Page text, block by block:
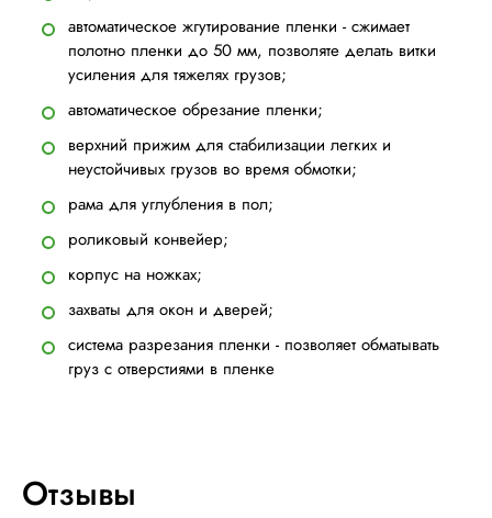
автоматическое жгутирование пленки - сжимает
полотно пленки до 50 мм, позволяте делать витки
усиления для тяжелях грузов;
автоматическое обрезание пленки;
верхний прижим для стабилизации легких и
неустойчивых грузов во время обмотки;
рама для углубления в пол;
роликовый конвейер;
корпус на ножках;
захваты для окон и дверей;
система разрезания пленки - позволяет обматывать
груз с отверстиями в пленке
Отзывы